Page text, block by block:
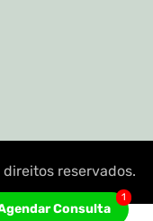
reservados.
Consulta
1